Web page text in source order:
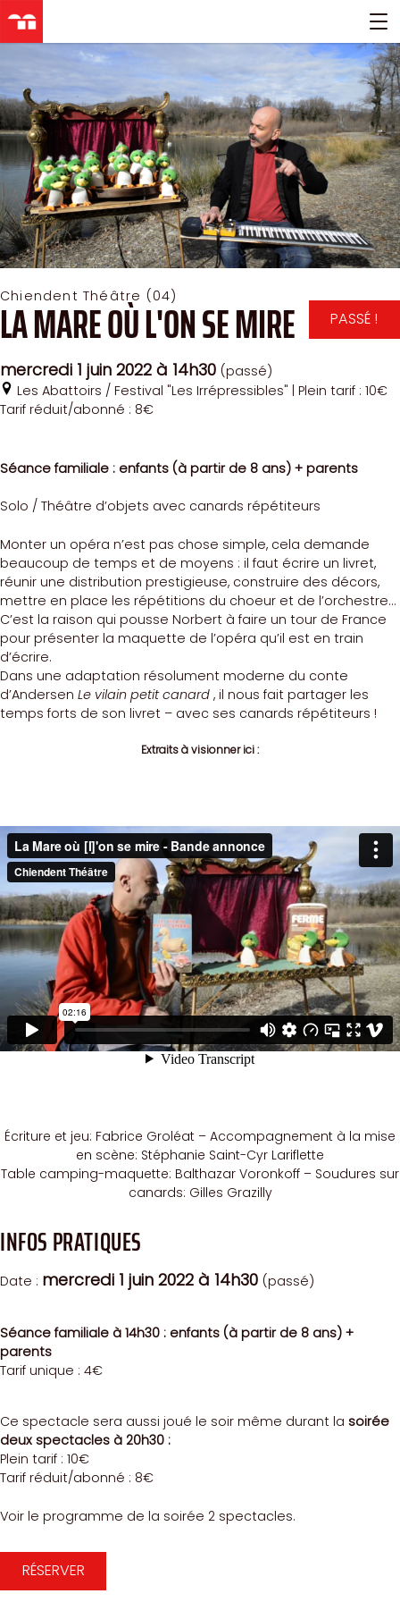
directement
au
LA MARE OÙ L'ON SE MIRE
Chiendent Théâtre (04)
PASSÉ !
mercredi 1 juin 2022 à 14h30 (passé)
Les Abattoirs / Festival "Les Irrépressibles" | Plein tarif : 10€
Tarif réduit/abonné : 8€
Séance familiale : enfants (à partir de 8 ans) + parents
Solo / Théâtre d’objets avec canards répétiteurs
Monter un opéra n’est pas chose simple, cela demande
beaucoup de temps et de moyens : il faut écrire un livret,
réunir une distribution prestigieuse, construire des décors,
mettre en place les répétitions du choeur et de l’orchestre…
C’est la raison qui pousse Norbert à faire un tour de France
pour présenter la maquette de l’opéra qu’il est en train
d’écrire.
Dans une adaptation résolument moderne du conte
d’Andersen Le vilain petit canard , il nous fait partager les
temps forts de son livret – avec ses canards répétiteurs !
Extraits à visionner ici :
Écriture et jeu: Fabrice Groléat – Accompagnement à la mise
en scène: Stéphanie Saint-Cyr Lariflette
Table camping-maquette: Balthazar Voronkoff – Soudures sur
canards: Gilles Grazilly
INFOS PRATIQUES
Date : mercredi 1 juin 2022 à 14h30 (passé)
Séance familiale à 14h30 : enfants (à partir de 8 ans) +
parents
Tarif unique : 4€
Ce spectacle sera aussi joué le soir même durant la soirée
deux spectacles à 20h30 :
Plein tarif : 10€
Tarif réduit/abonné : 8€
Voir le programme de la soirée 2 spectacles.
RÉSERVER